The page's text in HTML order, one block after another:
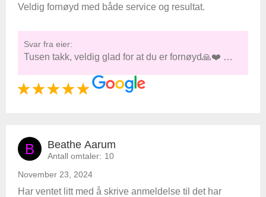
Veldig fornøyd med både service og resultat.
Svar fra eier:
Tusen takk, veldig glad for at du er fornøyd🙏❤️ …
B Beathe Aarum
Antall omtaler: 10
November 23, 2024
Har ventet litt med å skrive anmeldelse til det har